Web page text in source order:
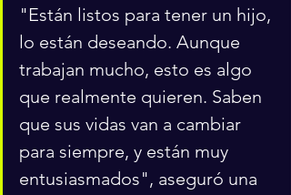
"Están listos para tener un hijo,
lo están deseando. Aunque
trabajan mucho, esto es algo
que realmente quieren. Saben
que sus vidas van a cambiar
para siempre, y están muy
entusiasmados", aseguró una